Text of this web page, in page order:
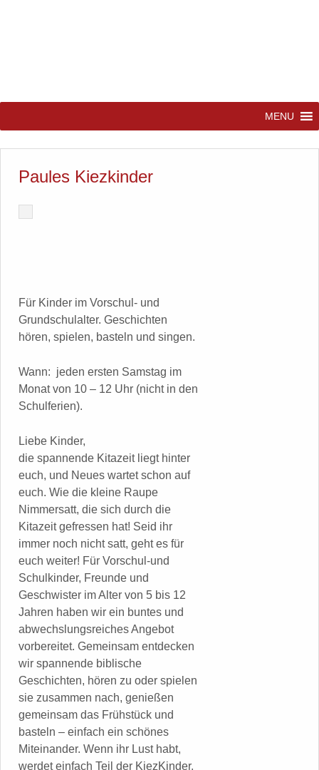
MENU
Paules Kiezkinder
Für Kinder im Vorschul- und
Grundschulalter. Geschichten
hören, spielen, basteln und singen.
Wann: jeden ersten Samstag im
Monat von 10 – 12 Uhr (nicht in den
Schulferien).
Liebe Kinder,
die spannende Kitazeit liegt hinter
euch, und Neues wartet schon auf
euch. Wie die kleine Raupe
Nimmersatt, die sich durch die
Kitazeit gefressen hat! Seid ihr
immer noch nicht satt, geht es für
euch weiter! Für Vorschul-und
Schulkinder, Freunde und
Geschwister im Alter von 5 bis 12
Jahren haben wir ein buntes und
abwechslungsreiches Angebot
vorbereitet. Gemeinsam entdecken
wir spannende biblische
Geschichten, hören zu oder spielen
sie zusammen nach, genießen
gemeinsam das Frühstück und
basteln – einfach ein schönes
Miteinander. Wenn ihr Lust habt,
werdet einfach Teil der KiezKinder.